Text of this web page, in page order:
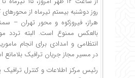
روز دوشنبه بیستم تیرماه از
هراز، فیروزکوه و محور تهران –
بالعکس ممنوع است. البته تردد
انتظامی و امدادی برای انجام
در مسیر مجاز جریان ترافیک
رئیس مرکز اطلاعات و کنترل ترافیک